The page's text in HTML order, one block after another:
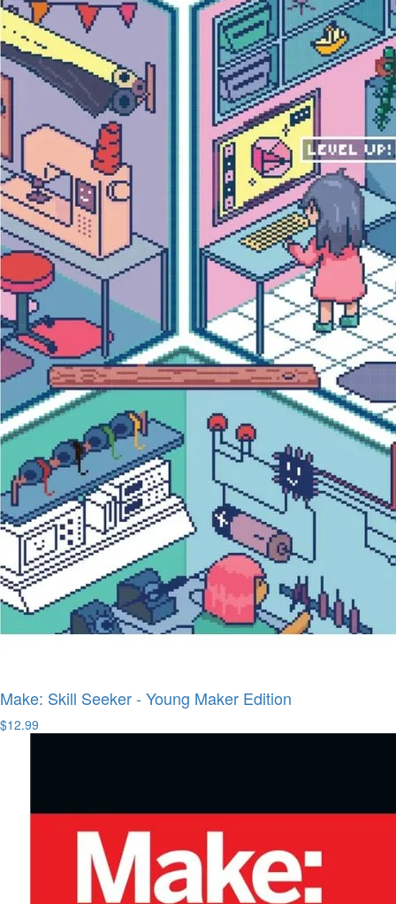
Make: Skill Seeker - Young Maker Edition
$12.99